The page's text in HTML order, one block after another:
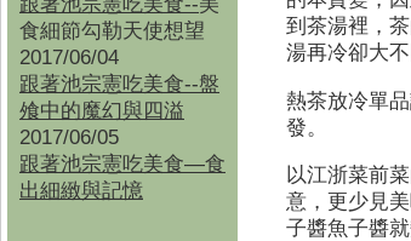
食細節勾勒天使想望
2017/06/04
跟著池宗憲吃美食--盤
飧中的魔幻與四溢
2017/06/05
跟著池宗憲吃美食—食
出細緻與記憶
到茶湯裡，
湯再冷卻大不
熱茶放冷單
發。
以江浙菜前
意，更少見
子醬魚子醬